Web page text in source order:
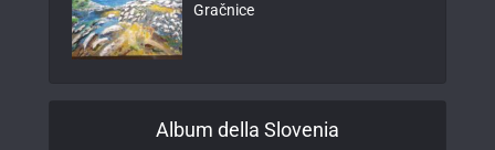
Gračnice
Album della Slovenia